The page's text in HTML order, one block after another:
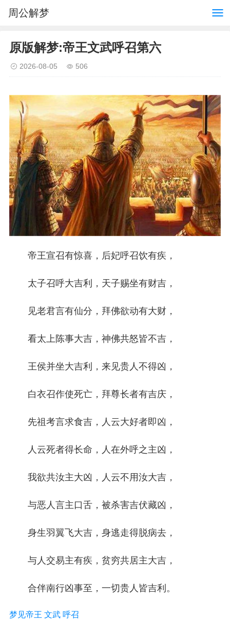
周公解梦
原版解梦:帝王文武呼召第六
2026-08-05 506
帝王宣召有惊喜，后妃呼召饮有疾，
太子召呼大吉利，天子赐坐有财吉，
见老君言有仙分，拜佛欲动有大财，
看太上陈事大吉，神佛共怒皆不吉，
王侯并坐大吉利，来见贵人不得凶，
白衣召作使死亡，拜尊长者有吉庆，
先祖考言求食吉，人云大好者即凶，
人云死者得长命，人在外呼之主凶，
我欲共汝主大凶，人云不用汝大吉，
与恶人言主口舌，被杀害吉伏藏凶，
身生羽翼飞大吉，身逃走得脱病去，
与人交易主有疾，贫穷共居主大吉，
合伴南行凶事至，一切贵人皆吉利。
梦见帝王 文武 呼召